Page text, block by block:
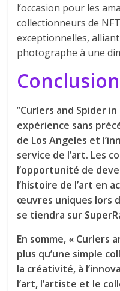
l’occasion pour les
collectionneurs de
exceptionnelles,
photographe à une
Conclusion
“Curlers and Spider
expérience sans
de Los Angeles et
service de l’art. Les
l’opportunité de
l’histoire de l’art en
œuvres uniques lors
se tiendra sur
En somme, « Curlers
plus qu’une simple
la créativité, à
l’art, l’artiste et le